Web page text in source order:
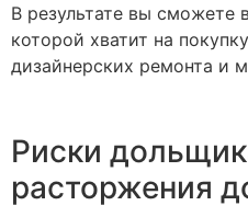
В результате вы сможете
которой хватит на
дизайнерских ремонта и
Риски
расторжения